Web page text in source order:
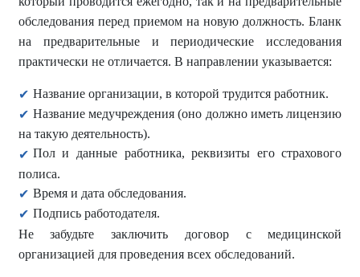
обследования перед приемом на новую должность. Бланк
на предварительные и периодические исследования
практически не отличается. В направлении указывается:
Название организации, в которой трудится работник.
Название медучреждения (оно должно иметь лицензию
на такую деятельность).
Пол и данные работника, реквизиты его страхового
полиса.
Время и дата обследования.
Подпись работодателя.
Не забудьте заключить договор с медицинской
организацией для проведения всех обследований.